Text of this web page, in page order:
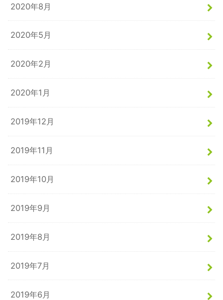
2020年8月
2020年5月
2020年2月
2020年1月
2019年12月
2019年11月
2019年10月
2019年9月
2019年8月
2019年7月
2019年6月